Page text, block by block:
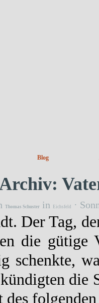
Blog
Thomas Schuster in Eichsfeld ·
Der Tag,
die gütige
schenkte,
die